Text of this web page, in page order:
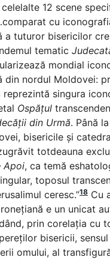
12 scene
cu
a tuturor bisericilor
tematic
mondial
din nordul Moldovei:
reprezintă singura
Ospățul
din Urmă. Până
bisericile și
totdeauna
Apoi, ca temă
toposul
ceresc.”18 Cu
e un unicat
prin corelația cu
bisericii,
omului, al